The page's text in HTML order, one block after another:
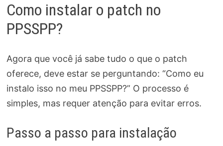
Como instalar o patch no
PPSSPP?
Agora que você já sabe tudo o que o patch
oferece, deve estar se perguntando: “Como eu
instalo isso no meu PPSSPP?” O processo é
simples, mas requer atenção para evitar erros.
Passo a passo para instalação